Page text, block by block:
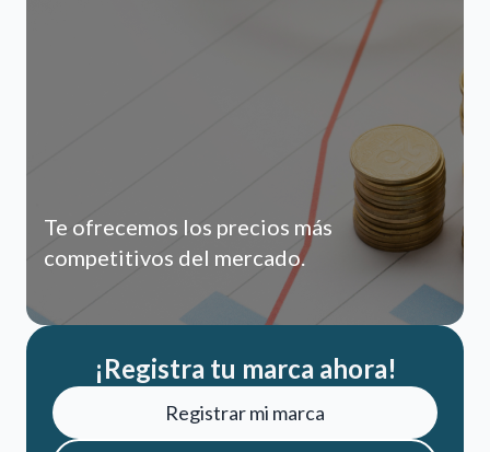
Te ofrecemos los precios más
competitivos del mercado.
¡Registra tu marca ahora!
Registrar mi marca